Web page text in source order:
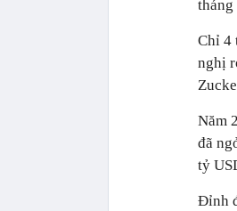
tháng
Chỉ 4
nghị
Năm
đã
tỷ
Đỉnh